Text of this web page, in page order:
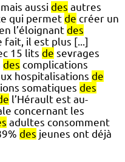
aussi des autres
qui permet de créer un
l’éloignant des
fait, il est plus [...]
15 lits de sevrages
des complications
hospitalisations de
somatiques des
l’Hérault est au-
concernant les
adultes consomment
des jeunes ont déjà